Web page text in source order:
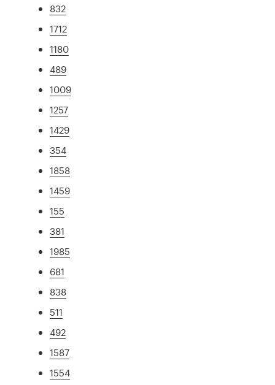
832
1712
1180
489
1009
1257
1429
354
1858
1459
155
381
1985
681
838
511
492
1587
1554